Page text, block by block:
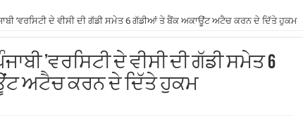
’ਵਰਸਿਟੀ ਦੇ ਵੀਸੀ ਦੀ ਗੱਡੀ ਸਮੇਤ 6 ਗੱਡੀਆਂ ਤੇ ਬੈਂਕ ਅਕਾਊਂਟ ਅਟੈਚ ਕਰਨ ਦੇ ਦਿੱਤੇ ਹੁਕਮ
’ਵਰਸਿਟੀ ਦੇ ਵੀਸੀ ਦੀ ਗੱਡੀ ਸਮੇਤ 6
ਅਟੈਚ ਕਰਨ ਦੇ ਦਿੱਤੇ ਹੁਕਮ